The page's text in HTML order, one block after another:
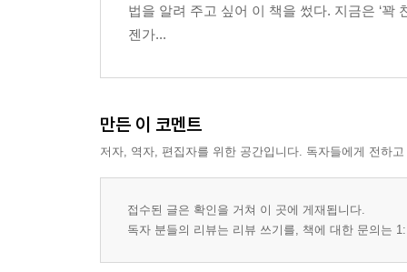
법을 알려 주고 싶어 이 책을 썼다. 지금은 ‘꽉
젠가...
만든 이 코멘트
저자, 역자, 편집자를 위한 공간입니다. 독자들에게 전하
접수된 글은 확인을 거쳐 이 곳에 게재됩니다.
독자 분들의 리뷰는 리뷰 쓰기를, 책에 대한 문의는